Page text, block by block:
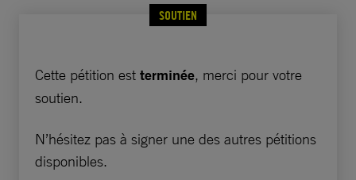
SOUTIEN
Cette pétition est terminée, merci pour votre
soutien.
N’hésitez pas à signer une des autres pétitions
disponibles.